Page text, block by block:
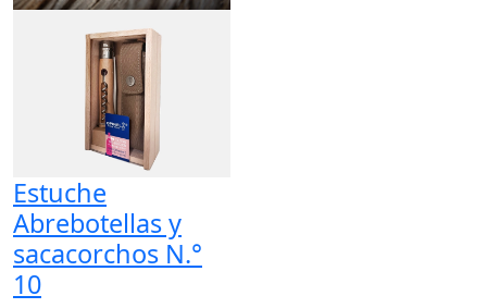
Estuche
Abrebotellas y
sacacorchos N.°
10